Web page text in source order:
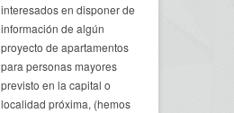
interesados en disponer de
información de algún
proyecto de apartamentos
para personas mayores
previsto en la capital o
localidad próxima, (hemos